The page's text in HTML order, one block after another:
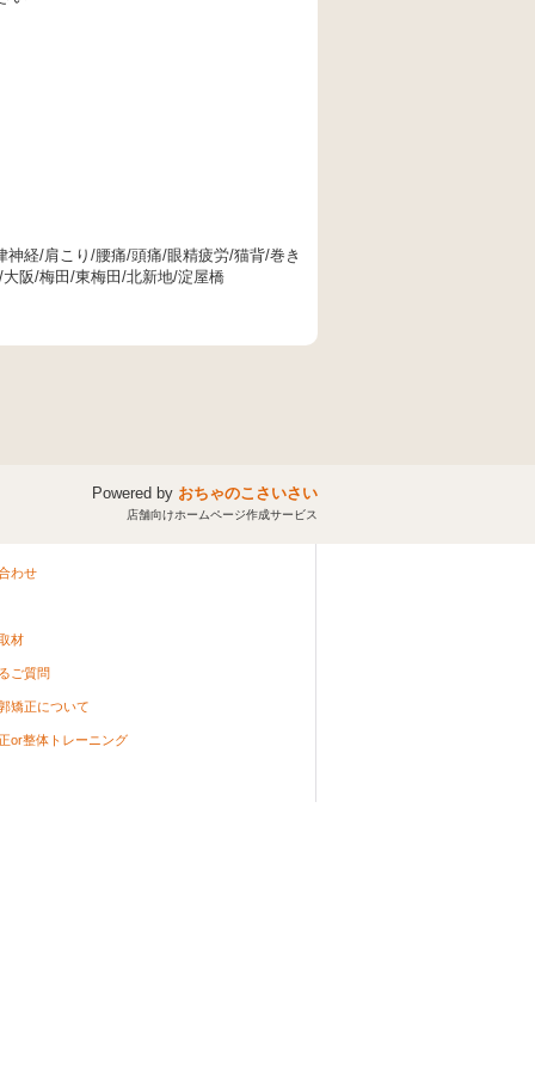
経/肩こり/腰痛/頭痛/眼精疲労/猫背/巻き
阪/梅田/東梅田/北新地/淀屋橋
Powered by おちゃのこさいさい
店舗向けホームページ作成サービス
わせ
材
ご質問
矯正について
or整体トレーニング